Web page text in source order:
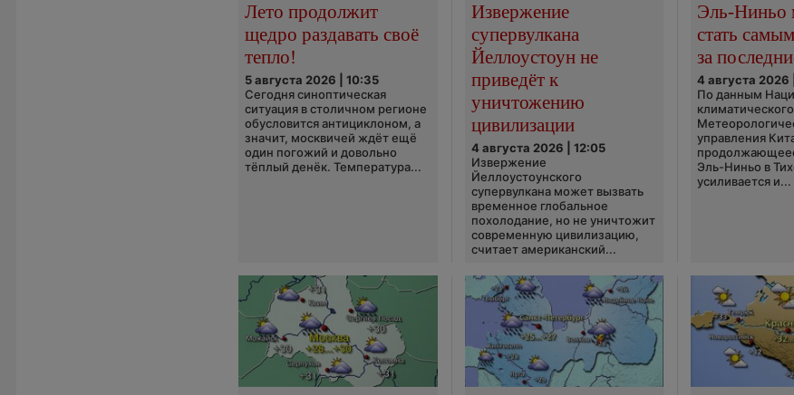
Лето продолжит
щедро раздавать своё
тепло!
5 августа 2026 | 10:35
Сегодня синоптическая
ситуация в столичном регионе
обусловится антициклоном, а
значит, москвичей ждёт ещё
один погожий и довольно
тёплый денёк. Температура...
Извержение
супервулкана
Йеллоустоун не
приведёт к
уничтожению
цивилизации
4 августа 2026 | 12:05
Извержение
Йеллоустоунского
супервулкана может вызвать
временное глобальное
похолодание, но не уничтожит
современную цивилизацию,
считает американский...
Эль-Ниньо
стать
за
4 августа 2026
По данным
управления
Эль-Ниньо в
усиливается и...